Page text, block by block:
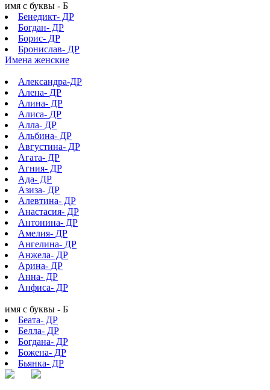
имя с буквы - Б
Бенедикт- ДР
Богдан- ДР
Борис- ДР
Бронислав- ДР
Имена женские
Александра-ДР
Алена- ДР
Алина- ДР
Алиса- ДР
Алла- ДР
Альбина- ДР
Августина- ДР
Агата- ДР
Агния- ДР
Ада- ДР
Азиза- ДР
Алевтина- ДР
Анастасия- ДР
Антонина- ДР
Амелия- ДР
Ангелина- ДР
Анжела- ДР
Арина- ДР
Анна- ДР
Анфиса- ДР
имя с буквы - Б
Беата- ДР
Белла- ДР
Богдана- ДР
Божена- ДР
Бьянка- ДР